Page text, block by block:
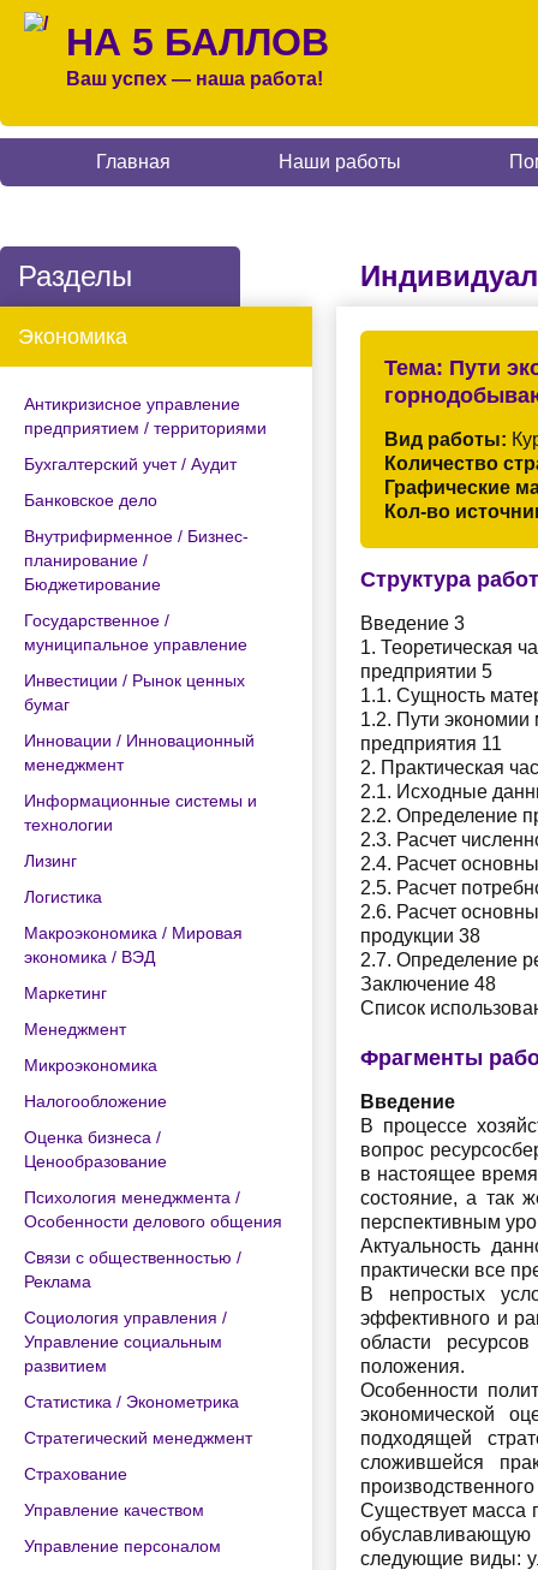
НА 5 БАЛЛОВ
Ваш успех — наша работа!
Главная Наши работы
Разделы
Экономика
Антикризисное управление
предприятием / территориями
Бухгалтерский учет / Аудит
Банковское дело
Внутрифирменное / Бизнес-
планирование /
Бюджетирование
Государственное /
муниципальное управление
Инвестиции / Рынок ценных
бумаг
Инновации / Инновационный
менеджмент
Информационные системы и
технологии
Лизинг
Логистика
Макроэкономика / Мировая
экономика / ВЭД
Маркетинг
Менеджмент
Микроэкономика
Налогообложение
Оценка бизнеса /
Ценообразование
Психология менеджмента /
Особенности делового общения
Связи с общественностью /
Реклама
Социология управления /
Управление социальным
развитием
Статистика / Эконометрика
Стратегический менеджмент
Страхование
Управление качеством
Управление персоналом
Тема: Пути
Вид работы:
Количество
Графические
Кол-во
Структура
Введение 3
1. Теоретическая
предприятии 5
1.1. Сущность
1.2. Пути экономии
предприятия 11
2. Практическая
2.1. Исходные
2.2. Определение
2.3. Расчет
2.4. Расчет
2.5. Расчет
2.6. Расчет
продукции 38
2.7. Определение
Заключение 48
Список
Фрагменты
Введение
В процессе
вопрос
в настоящее
состояние, а так
перспективным
Актуальность
практически все
В непростых
эффективного и
области
положения.
Особенности
экономической
подходящей
сложившейся
Существует масса
следующие виды: